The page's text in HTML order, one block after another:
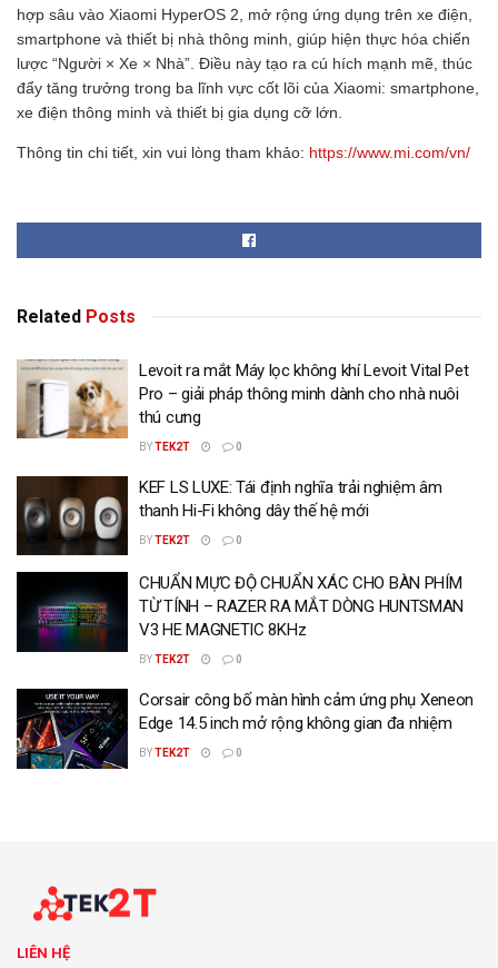
hợp sâu vào Xiaomi HyperOS 2, mở rộng ứng dụng trên xe điện,
smartphone và thiết bị nhà thông minh, giúp hiện thực hóa chiến
lược “Người × Xe × Nhà”. Điều này tạo ra cú hích mạnh mẽ, thúc
đẩy tăng trưởng trong ba lĩnh vực cốt lõi của Xiaomi: smartphone,
xe điện thông minh và thiết bị gia dụng cỡ lớn.
Thông tin chi tiết, xin vui lòng tham khảo: https://www.mi.com/vn/
Related Posts
Levoit ra mắt Máy lọc không khí Levoit Vital Pet
Pro – giải pháp thông minh dành cho nhà nuôi
thú cưng
BYTEK2T 0
KEF LS LUXE: Tái định nghĩa trải nghiệm âm
thanh Hi-Fi không dây thế hệ mới
BYTEK2T 0
CHUẨN MỰC ĐỘ CHUẨN XÁC CHO BÀN PHÍM
TỪ TÍNH – RAZER RA MẮT DÒNG HUNTSMAN
V3 HE MAGNETIC 8KHz
BYTEK2T 0
Corsair công bố màn hình cảm ứng phụ Xeneon
Edge 14.5 inch mở rộng không gian đa nhiệm
BYTEK2T 0
LIÊN HỆ